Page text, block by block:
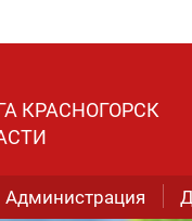
КРАСНОГОРСК
Администрация